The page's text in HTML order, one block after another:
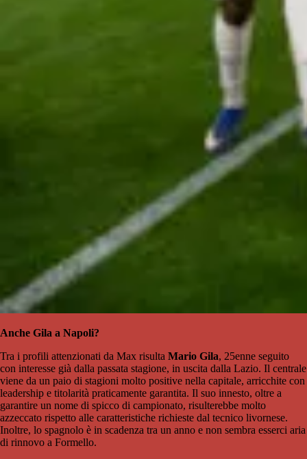
Anche Gila a Napoli?
Tra i profili attenzionati da Max risulta Mario Gila, 25enne seguito
con interesse già dalla passata stagione, in uscita dalla Lazio. Il centrale
viene da un paio di stagioni molto positive nella capitale, arricchite con
leadership e titolarità praticamente garantita. Il suo innesto, oltre a
garantire un nome di spicco di campionato, risulterebbe molto
azzeccato rispetto alle caratteristiche richieste dal tecnico livornese.
Inoltre, lo spagnolo è in scadenza tra un anno e non sembra esserci aria
di rinnovo a Formello.